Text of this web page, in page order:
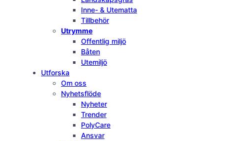
Inne- & Utematta
Tillbehör
Utrymme
Offentlig miljö
Båten
Utemiljö
Utforska
Om oss
Nyhetsflöde
Nyheter
Trender
PolyCare
Ansvar